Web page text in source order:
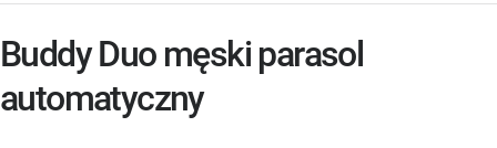
Poduszki i poduszki siedziskowe
Stóły
Buddy Duo męski parasol
automatyczny